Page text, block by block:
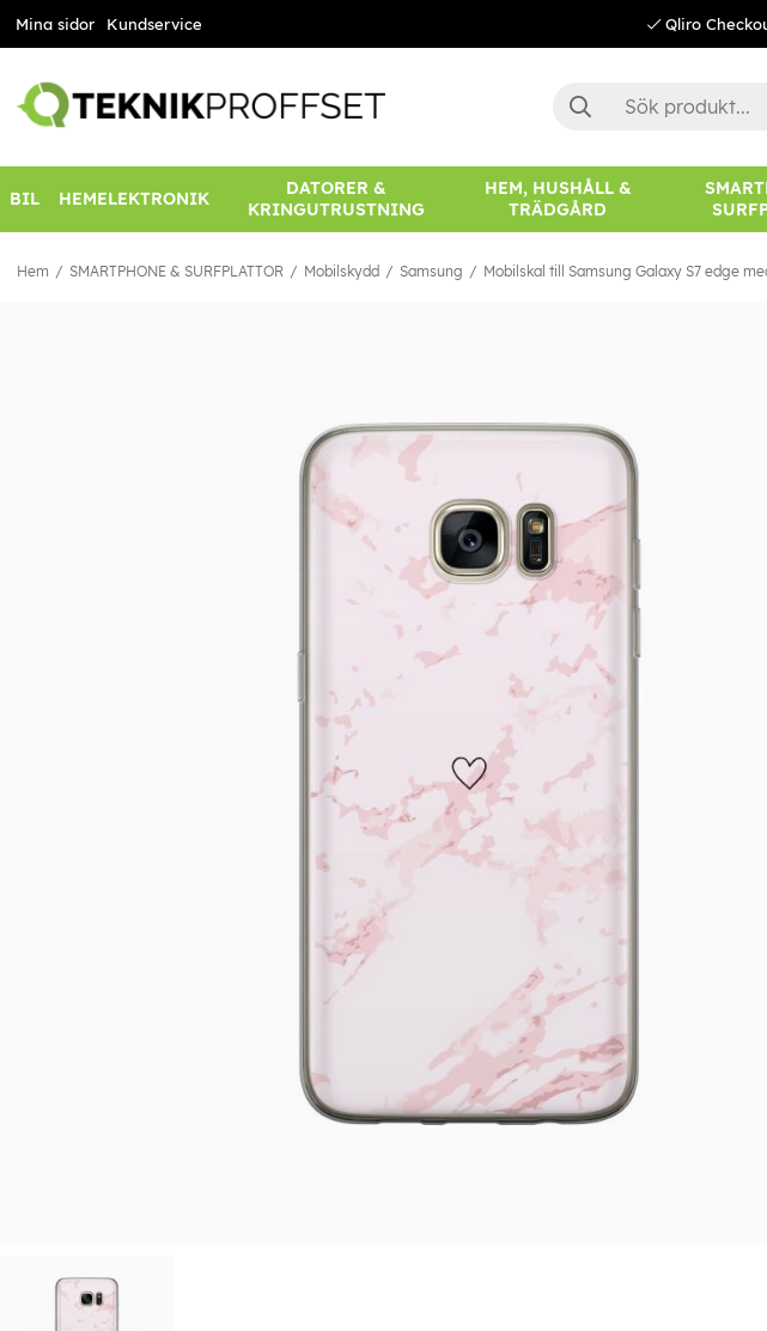
Mina sidor Kundservice Qliro
BIL HEMELEKTRONIK
DATORER &
KRINGUTRUSTNING
HEM, HUSHÅLL &
TRÄDGÅRD
Hem SMARTPHONE & SURFPLATTOR Mobilskydd Samsung Mobilskal till Samsung Galaxy S7 edge